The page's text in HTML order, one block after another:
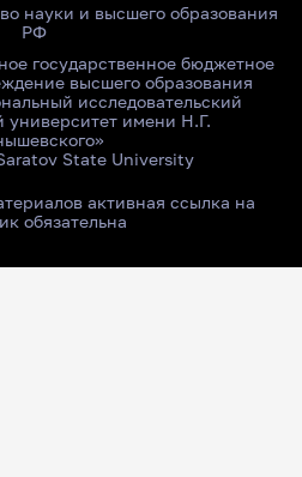
науки и высшего образования
РФ
государственное бюджетное
высшего образования
исследовательский
университет имени Н.Г.
State University
активная ссылка на
обязательна